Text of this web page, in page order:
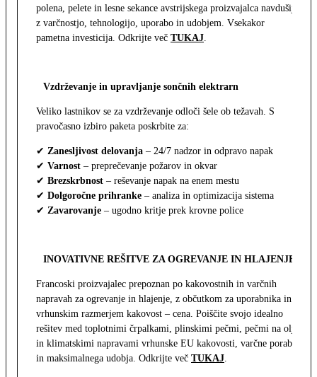
polena, pelete in lesne sekance avstrijskega proizvajalca navdušijo
z varčnostjo, tehnologijo, uporabo in udobjem. Vsekakor
pametna investicija. Odkrijte več TUKAJ.
Vzdrževanje in upravljanje sončnih elektrarn
Veliko lastnikov se za vzdrževanje odloči šele ob težavah. S
pravočasno izbiro paketa poskrbite za:
✔ Zanesljivost delovanja – 24/7 nadzor in odpravo napak
✔ Varnost – preprečevanje požarov in okvar
✔ Brezskrbnost – reševanje napak na enem mestu
✔ Dolgoročne prihranke – analiza in optimizacija sistema
✔ Zavarovanje – ugodno kritje prek krovne police
INOVATIVNE REŠITVE ZA OGREVANJE IN HLAJENJE
Francoski proizvajalec prepoznan po kakovostnih in varčnih
napravah za ogrevanje in hlajenje, z občutkom za uporabnika in z
vrhunskim razmerjem kakovost – cena. Poiščite svojo idealno
rešitev med toplotnimi črpalkami, plinskimi pečmi, pečmi na olje
in klimatskimi napravami vrhunske EU kakovosti, varčne porabe
in maksimalnega udobja. Odkrijte več TUKAJ.